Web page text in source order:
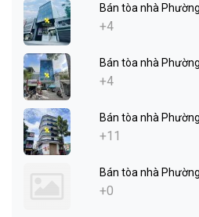
Bán tòa nhà
+4
Bán tòa nhà
+4
Bán tòa nhà
+11
Bán tòa nhà
+0